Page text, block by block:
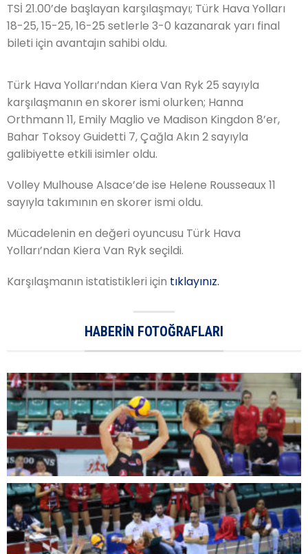
TSİ 21.00’de başlayan karşılaşmayı; Türk Hava Yolları
18-25, 15-25, 16-25 setlerle 3-0 kazanarak yarı final
bileti için avantajın sahibi oldu.
Türk Hava Yolları’ndan Kiera Van Ryk 25 sayıyla
karşılaşmanın en skorer ismi olurken; Hanna
Orthmann 11, Emily Maglio ve Madison Kingdon 8’er,
Bahar Toksoy Guidetti 7, Çağla Akın 2 sayıyla
galibiyette etkili isimler oldu.
Volley Mulhouse Alsace’de ise Helene Rousseaux 11
sayıyla takımının en skorer ismi oldu.
Mücadelenin en değeri oyuncusu Türk Hava
Yolları’ndan Kiera Van Ryk seçildi.
Karşılaşmanın istatistikleri için tıklayınız.
HABERIN FOTOĞRAFLARI